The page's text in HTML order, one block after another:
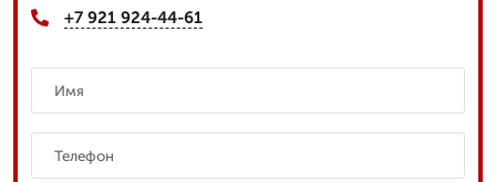
+7 921 924-44-61